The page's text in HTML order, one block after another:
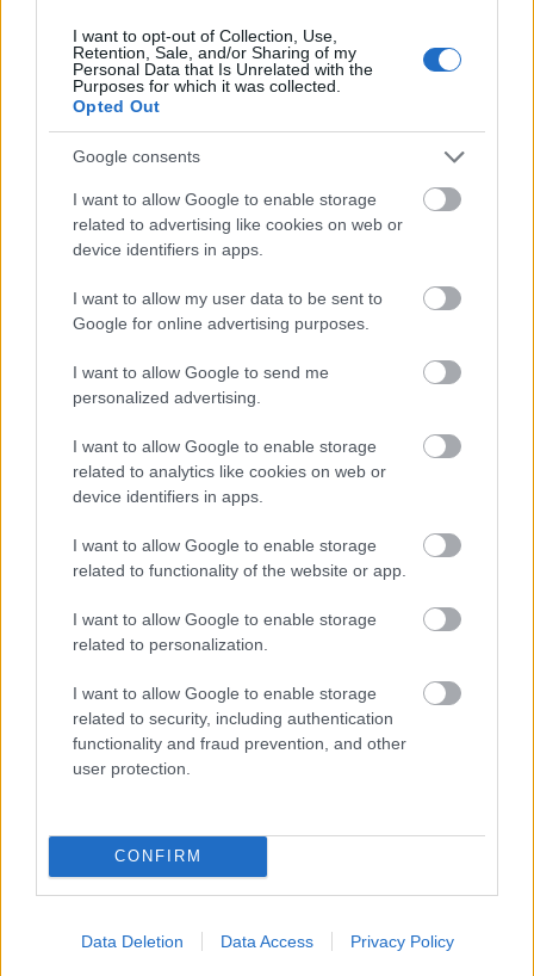
I want to opt-out of Collection, Use,
Retention, Sale, and/or Sharing of my
Personal Data that Is Unrelated with the
Purposes for which it was collected.
Opted Out
Google consents
I want to allow Google to enable storage
related to advertising like cookies on web or
device identifiers in apps.
I want to allow my user data to be sent to
Google for online advertising purposes.
I want to allow Google to send me
personalized advertising.
I want to allow Google to enable storage
related to analytics like cookies on web or
device identifiers in apps.
I want to allow Google to enable storage
related to functionality of the website or app.
I want to allow Google to enable storage
related to personalization.
I want to allow Google to enable storage
related to security, including authentication
functionality and fraud prevention, and other
user protection.
CONFIRM
Data Deletion Data Access Privacy Policy
Reales, ένα παλάτι το οποίο μετατράπηκε σε
μοναστήρι και φιλοξενεί μοναδικά έργα τέχνης και
τοιχογραφίες.
Επίσης μας προτείνουν εκπληκτικά μαγαζιά για να
αγοράσουμε περίτεχνες βεντάλιες, να
απολαύσουμε τα παραδοσιακά σάντουιτς, φαγητά
και γλυκά της Μαδρίτης, malls για ατελείωτο
shopping και καταπληκτικά rooftop για την
κορυφαία θέα στο ηλιοβασίλεμα.